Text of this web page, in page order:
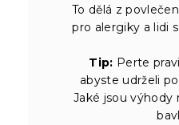
To dělá z
pro alergiky a lidi
Tip: Perte
abyste udrželi
Jaké jsou výhody